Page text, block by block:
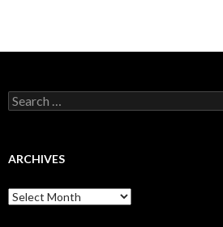
Search
for:
ARCHIVES
Archives